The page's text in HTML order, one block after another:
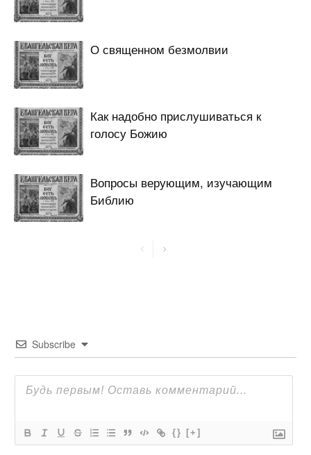
О священном безмолвии
Как надобно прислушиваться к
голосу Божию
Вопросы верующим, изучающим
Библию
Subscribe
{} [+]